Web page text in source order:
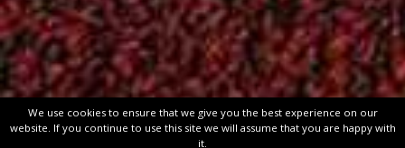
Widget
Copyright © 2026Aθλητικός Όμιλος Φιλοθέης. All rights